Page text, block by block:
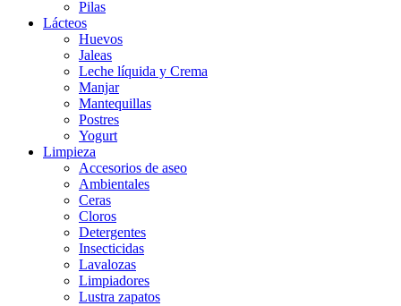
Pilas
Lácteos
Huevos
Jaleas
Leche líquida y Crema
Manjar
Mantequillas
Postres
Yogurt
Limpieza
Accesorios de aseo
Ambientales
Ceras
Cloros
Detergentes
Insecticidas
Lavalozas
Limpiadores
Lustra zapatos